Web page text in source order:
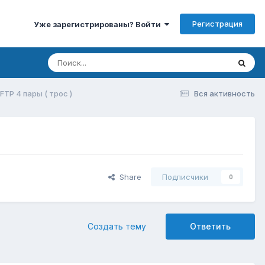
Уже зарегистрированы? Войти Регистрация
Вся активность
4 пары ( трос )
Share Подписчики 0
Ответить
Создать тему